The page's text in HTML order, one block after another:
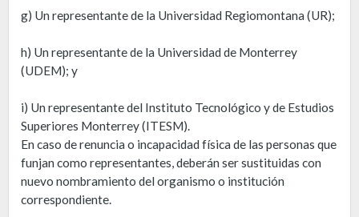
g) Un representante de la Universidad Regiomontana (UR);
h) Un representante de la Universidad de Monterrey
(UDEM); y
i) Un representante del Instituto Tecnológico y de Estudios
Superiores Monterrey (ITESM).
En caso de renuncia o incapacidad física de las personas que
funjan como representantes, deberán ser sustituidas con
nuevo nombramiento del organismo o institución
correspondiente.